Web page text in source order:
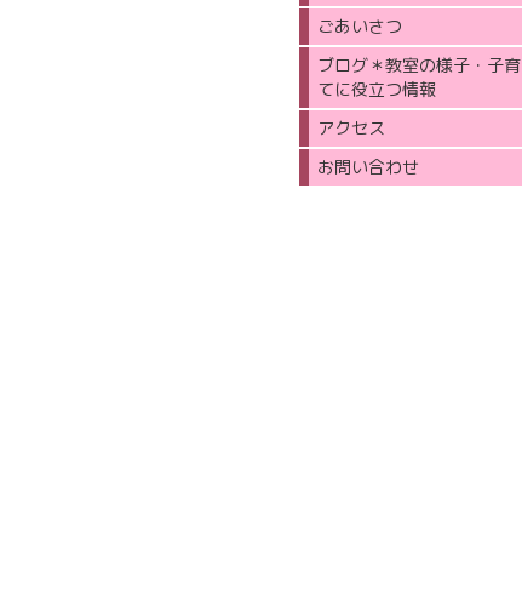
ごあいさつ
ブログ＊教室の様子・子育
てに役立つ情報
アクセス
お問い合わせ